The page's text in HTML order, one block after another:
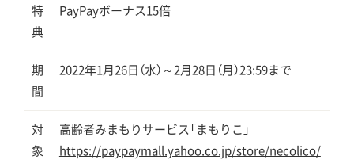
特
典
PayPayボーナス15倍
期
間
2022年1月26日（水）～2月28日（月）23:59まで
対
象
高齢者みまもりサービス「まもりこ」
https://paypaymall.yahoo.co.jp/store/necolico/